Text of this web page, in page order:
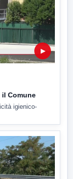
▶
il Comune
igienico-